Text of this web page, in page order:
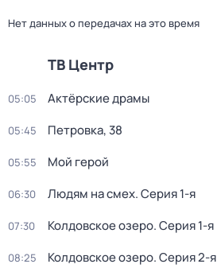
Нет данных о передачах на это время
ТВ Центр
05:05 Актёрские драмы
05:45 Петровка, 38
05:55 Мой герой
06:30 Людям на смех. Серия 1-я
07:30 Колдовское озеро. Серия 1-я
08:25 Колдовское озеро. Серия 2-я